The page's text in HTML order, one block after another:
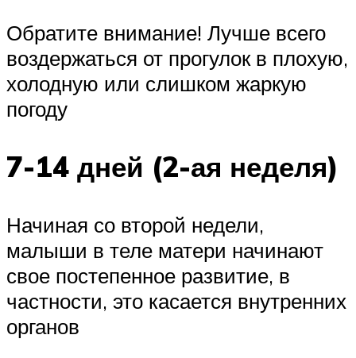
Обратите внимание! Лучше всего
воздержаться от прогулок в плохую,
холодную или слишком жаркую
погоду
7-14 дней (2-ая неделя)
Начиная со второй недели,
малыши в теле матери начинают
свое постепенное развитие, в
частности, это касается внутренних
органов